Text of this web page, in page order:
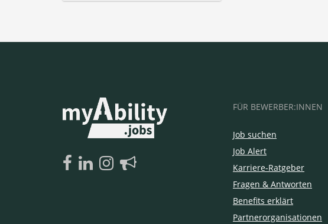
FÜR BEWERBER:INNEN
Job suchen
Job Alert
Karriere-Ratgeber
Fragen & Antworten
Benefits erklärt
Partnerorganisationen